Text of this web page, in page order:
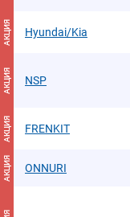
АКЦИЯ Hyundai/Kia
АКЦИЯ NSP
АКЦИЯ FRENKIT
АКЦИЯ ONNURI